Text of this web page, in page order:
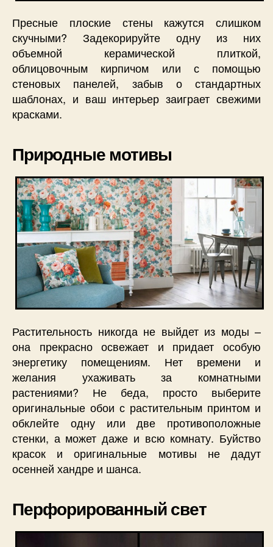
Пресные плоские стены кажутся слишком
скучными? Задекорируйте одну из них
объемной керамической плиткой,
облицовочным кирпичом или с помощью
стеновых панелей, забыв о стандартных
шаблонах, и ваш интерьер заиграет свежими
красками.
Природные мотивы
Растительность никогда не выйдет из моды –
она прекрасно освежает и придает особую
энергетику помещениям. Нет времени и
желания ухаживать за комнатными
растениями? Не беда, просто выберите
оригинальные обои с растительным принтом и
обклейте одну или две противоположные
стенки, а может даже и всю комнату. Буйство
красок и оригинальные мотивы не дадут
осенней хандре и шанса.
Перфорированный свет